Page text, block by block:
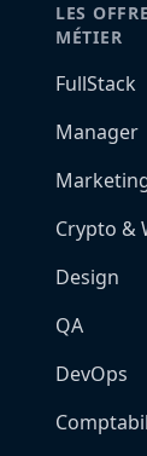
LES
MÉTIER
FullStack
Manager
Crypto &
Design
QA
DevOps